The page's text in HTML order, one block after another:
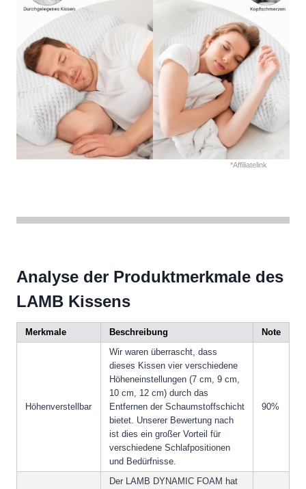
*Affiliatelink
Analyse der Produktmerkmale des
LAMB Kissens
Merkmale Beschreibung Note
Höhenverstellbar
Wir waren überrascht, dass
dieses Kissen vier verschiedene
Höheneinstellungen (7 cm, 9 cm,
10 cm, 12 cm) durch das
Entfernen der Schaumstoffschicht
bietet. Unserer Bewertung nach
ist dies ein großer Vorteil für
verschiedene Schlafpositionen
und Bedürfnisse.
90%
Der LAMB DYNAMIC FOAM hat